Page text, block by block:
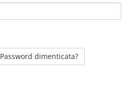
Password dimenticata?